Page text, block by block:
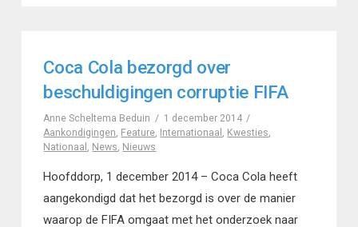
Coca Cola bezorgd over
beschuldigingen corruptie FIFA
Anne Scheltema Beduin
1 december 2014
Aankondigingen, Feature, Internationaal , Kwesties,
Nationaal , News, Nieuws
Hoofddorp, 1 december 2014 – Coca Cola heeft
aangekondigd dat het bezorgd is over de manier
waarop de FIFA omgaat met het onderzoek naar